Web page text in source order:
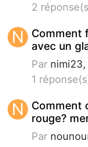
2
N
Comment
avec un
Par
1
N
Comment
rouge?
Par